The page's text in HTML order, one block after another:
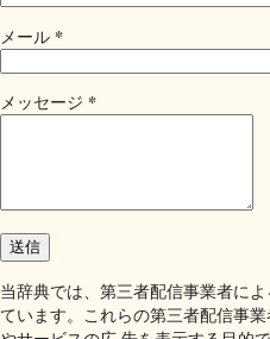
メール *
メッセージ *
当辞典では、第三者配信事業者に
ています。これらの第三者配信事